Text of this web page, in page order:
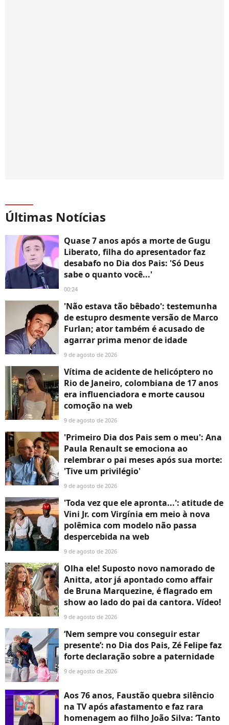
Últimas Notícias
Quase 7 anos após a morte de Gugu
Liberato, filha do apresentador faz
desabafo no Dia dos Pais: 'Só Deus
sabe o quanto você...'
00:24
'Não estava tão bêbado': testemunha
de estupro desmente versão de Marco
Furlan; ator também é acusado de
agarrar prima menor de idade
9 de agosto de 2026
Vítima de acidente de helicóptero no
Rio de Janeiro, colombiana de 17 anos
era influenciadora e morte causou
comoção na web
9 de agosto de 2026
'Primeiro Dia dos Pais sem o meu': Ana
Paula Renault se emociona ao
relembrar o pai meses após sua morte:
'Tive um privilégio'
9 de agosto de 2026
'Toda vez que ele apronta...': atitude de
Vini Jr. com Virgínia em meio à nova
polêmica com modelo não passa
despercebida na web
9 de agosto de 2026
Olha ele! Suposto novo namorado de
Anitta, ator já apontado como affair
de Bruna Marquezine, é flagrado em
show ao lado do pai da cantora. Vídeo!
9 de agosto de 2026
‘Nem sempre vou conseguir estar
presente’: no Dia dos Pais, Zé Felipe faz
forte declaração sobre a paternidade
9 de agosto de 2026
Aos 76 anos, Faustão quebra silêncio
na TV após afastamento e faz rara
homenagem ao filho João Silva: ‘Tanto